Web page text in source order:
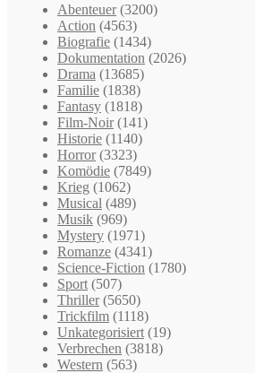
Abenteuer (3200)
Action (4563)
Biografie (1434)
Dokumentation (2026)
Drama (13685)
Familie (1838)
Fantasy (1818)
Film-Noir (141)
Historie (1140)
Horror (3323)
Komödie (7849)
Krieg (1062)
Musical (489)
Musik (969)
Mystery (1971)
Romanze (4341)
Science-Fiction (1780)
Sport (507)
Thriller (5650)
Trickfilm (1118)
Unkategorisiert (19)
Verbrechen (3818)
Western (563)